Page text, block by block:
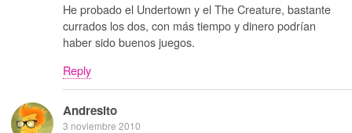
He probado el Undertown y el The Creature, bastante
currados los dos, con más tiempo y dinero podrían
haber sido buenos juegos.
Reply
Andresito
3 noviembre 2010